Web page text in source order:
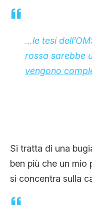
…le tesi
rossa sarebbe
vengono
Si tratta di una
ben più che un
si concentra sulla